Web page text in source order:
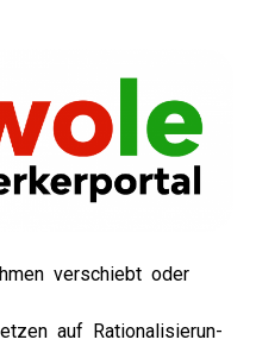
ver­schiebt oder
auf Ratio­na­li­sie­run­